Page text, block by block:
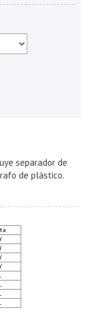
separador de
de plástico.